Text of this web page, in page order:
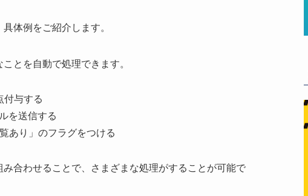
体例をご紹介します。
とを自動で処理できます。
付与する
を送信する
あり」のフラグをつける
合わせることで、さまざまな処理がすることが可能で